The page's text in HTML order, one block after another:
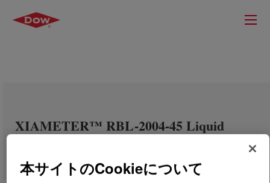
XIAMETER™ RBL-2004-45 Liquid
Silicone Rubber Part A&B
本サイトのCookieについて